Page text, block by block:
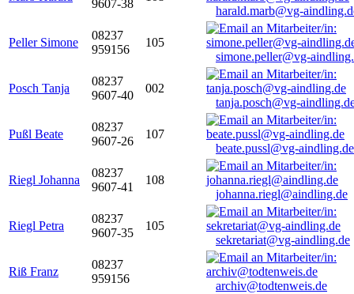
9607-38
harald.marb@vg-
Peller Simone
08237
959156
105
simone.peller@vg-
Posch Tanja
08237
9607-40
002
tanja.posch@vg-
Pußl Beate
08237
9607-26
107
beate.pussl@vg-aindling.de
Riegl Johanna
08237
9607-41
108
johanna.riegl@aindling.de
Riegl Petra
08237
9607-35
105
sekretariat@vg-aindling.de
Riß Franz
08237
959156
archiv@todtenweis.de